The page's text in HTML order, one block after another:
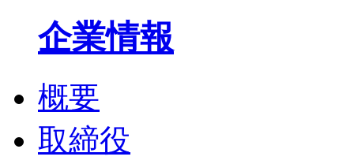
企業情報
概要
取締役